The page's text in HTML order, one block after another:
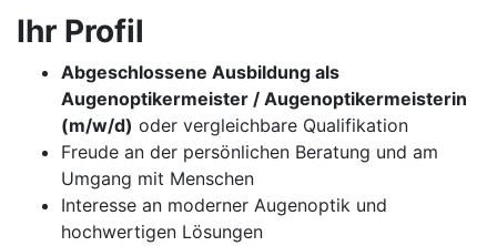
Ihr Profil
Abgeschlossene Ausbildung als
Augenoptikermeister / Augenoptikermeisterin
(m/w/d) oder vergleichbare Qualifikation
Freude an der persönlichen Beratung und am
Umgang mit Menschen
Interesse an moderner Augenoptik und
hochwertigen Lösungen